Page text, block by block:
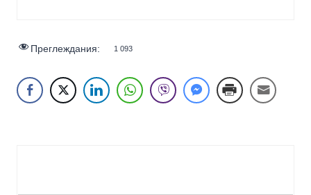
Преглеждания: 1 093